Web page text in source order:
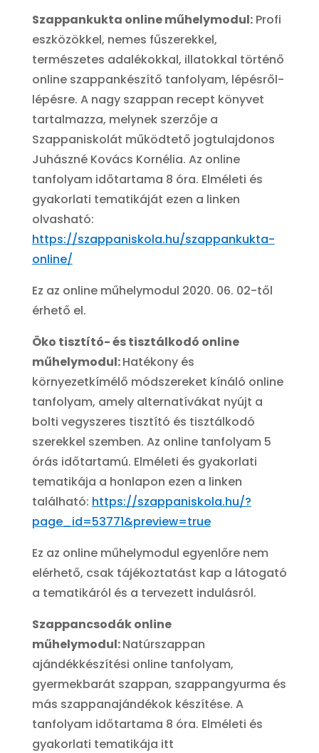
Szappankukta online műhelymodul:Profi
eszközökkel, nemes fűszerekkel,
természetes adalékokkal, illatokkal történő
online szappankészítő tanfolyam, lépésről-
lépésre. A nagy szappan recept könyvet
tartalmazza, melynek szerzője a
Szappaniskolát működtető jogtulajdonos
Juhászné Kovács Kornélia. Az online
tanfolyam időtartama 8 óra. Elméleti és
gyakorlati tematikáját ezen a linken
olvasható:
https://szappaniskola.hu/szappankukta-
online/
Ez az online műhelymodul 2020. 06. 02-től
érhető el.
Öko tisztító- és tisztálkodó online
műhelymodul:Hatékony és
környezetkímélő módszereket kínáló online
tanfolyam, amely alternatívákat nyújt a
bolti vegyszeres tisztító és tisztálkodó
szerekkel szemben. Az online tanfolyam 5
órás időtartamú. Elméleti és gyakorlati
tematikája a honlapon ezen a linken
található: https://szappaniskola.hu/?
page_id=53771&preview=true
Ez az online műhelymodul egyenlőre nem
elérhető, csak tájékoztatást kap a látogató
a tematikáról és a tervezett indulásról.
Szappancsodák online
műhelymodul:Natúrszappan
ajándékkészítési online tanfolyam,
gyermekbarát szappan, szappangyurma és
más szappanajándékok készítése. A
tanfolyam időtartama 8 óra. Elméleti és
gyakorlati tematikája itt